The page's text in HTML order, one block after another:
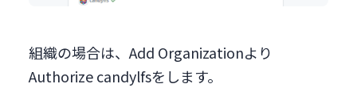
組織の場合は、Add Organizationより
Authorize candylfsをします。